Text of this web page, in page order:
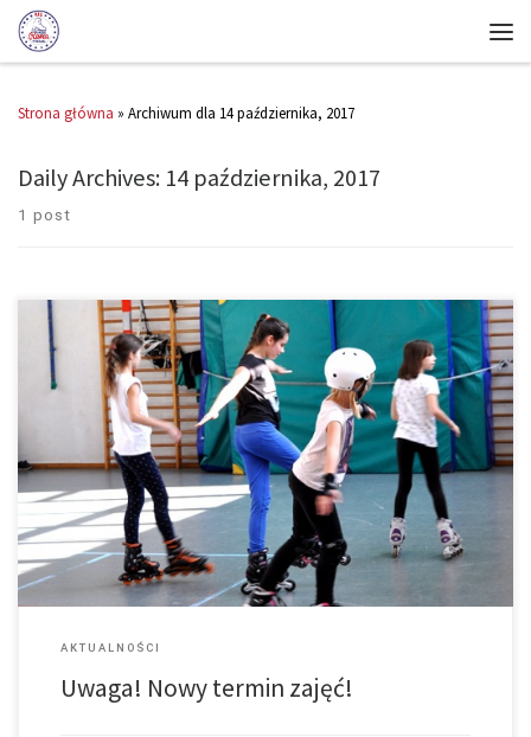
Strona główna » Archiwum dla 14 października, 2017
Daily Archives: 14 października, 2017
1 post
AKTUALNOŚCI
Uwaga! Nowy termin zajęć!